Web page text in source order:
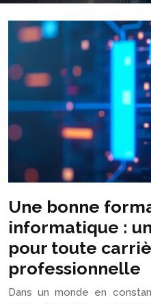
Une bonne
informatique :
pour toute
professionnelle
Dans un monde en